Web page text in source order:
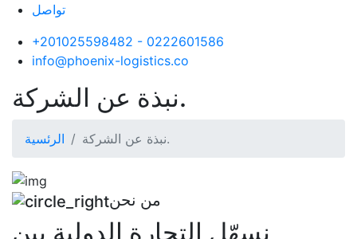
تواصل
+201025598482 - 0222601586
info@phoenix-logistics.co
نبذة عن الشركة.
الرئسية نبذة عن الشركة.
من نحن
نسهّل التجارة الدولية بين